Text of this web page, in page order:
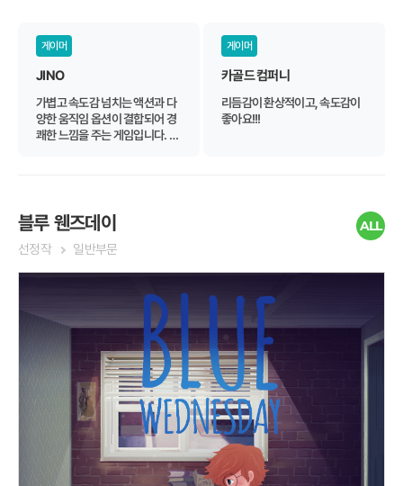
게이머
JINO
가볍고 속도감 넘치는 액션과 다
양한 움직임 옵션이 결합되어 경
쾌한 느낌을 주는 게임입니다. 깔
이 얼마나 깊이 있는 도전과 재미
를 담고 있는지 느낄 수 있었고,
앞으로의 업데이트가 더욱 기대
게이머
카골드 컴퍼니
리듬감이 환상적이고, 속도감이
좋아요!!!
블루 웬즈데이
선정작 일반부문
ALL